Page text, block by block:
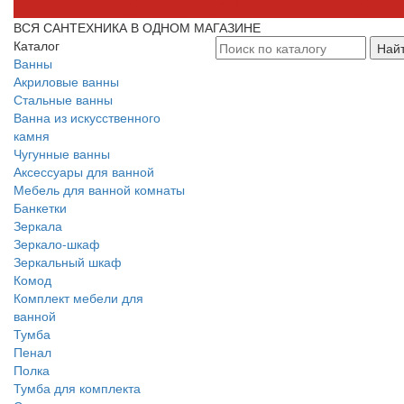
ВСЯ САНТЕХНИКА В ОДНОМ МАГАЗИНЕ
Каталог
Ванны
Акриловые ванны
Стальные ванны
Ванна из искусственного
камня
Чугунные ванны
Аксессуары для ванной
Мебель для ванной комнаты
Банкетки
Зеркала
Зеркало-шкаф
Зеркальный шкаф
Комод
Комплект мебели для
ванной
Тумба
Пенал
Полка
Тумба для комплекта